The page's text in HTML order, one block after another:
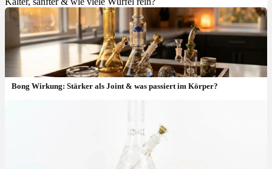
Bong Wirkung: Stärker als Joint & was passiert im Körper?